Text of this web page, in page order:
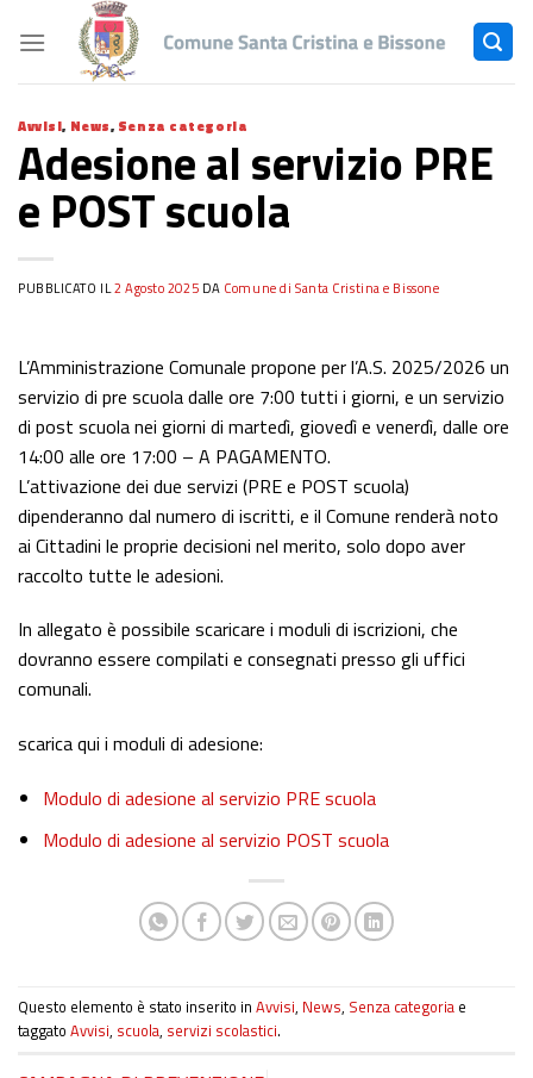
Avvisi, News, Senza categoria
Adesione al servizio PRE
e POST scuola
PUBBLICATO IL2 Agosto 2025 DA Comune di Santa Cristina e Bissone
L’Amministrazione Comunale propone per l’A.S. 2025/2026 un
servizio di pre scuola dalle ore 7:00 tutti i giorni, e un servizio
di post scuola nei giorni di martedì, giovedì e venerdì, dalle ore
14:00 alle ore 17:00 – A PAGAMENTO.
L’attivazione dei due servizi (PRE e POST scuola)
dipenderanno dal numero di iscritti, e il Comune renderà noto
ai Cittadini le proprie decisioni nel merito, solo dopo aver
raccolto tutte le adesioni.
In allegato è possibile scaricare i moduli di iscrizioni, che
dovranno essere compilati e consegnati presso gli uffici
comunali.
scarica qui i moduli di adesione:
Modulo di adesione al servizio PRE scuola
Modulo di adesione al servizio POST scuola
Questo elemento è stato inserito in Avvisi, News, Senza categoria e
taggato Avvisi, scuola, servizi scolastici.